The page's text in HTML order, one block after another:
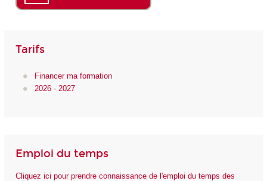
Tarifs
Financer ma formation
2026 - 2027
Emploi du temps
Cliquez ici pour prendre connaissance de l'emploi du temps des